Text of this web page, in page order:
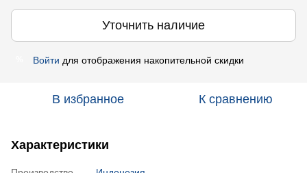
Уточнить наличие
Войти для отображения накопительной скидки
В избранное К сравнению
Характеристики